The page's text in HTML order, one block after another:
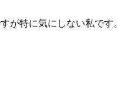
が特に気にしない私です。